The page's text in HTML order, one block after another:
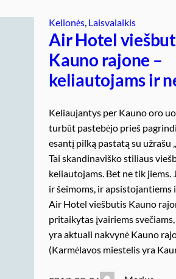
Kelionės Laisvalaikis
Air Hotel
Kauno rajone –
keliautojams ir
Keliaujantys per Kauno oro
turbūt pastebėjo prieš
esantį pilką pastatą su užrašu
Tai skandinaviško stiliaus
keliautojams. Bet ne tik jiems.
ir šeimoms, ir apsistojantiems
Air Hotel viešbutis Kauno
pritaikytas įvairiems
yra aktuali nakvynė Kauno
(Karmėlavos miestelis yra